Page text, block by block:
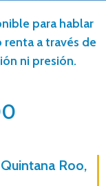
para hablar
a través de
ni presión.
Roo,